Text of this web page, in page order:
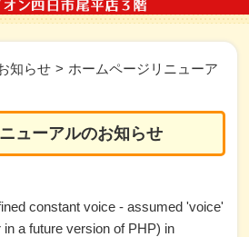
知らせ > ホームページリニューア
ューアルのお知らせ
constant voice - assumed 'voice'
a future version of PHP) in